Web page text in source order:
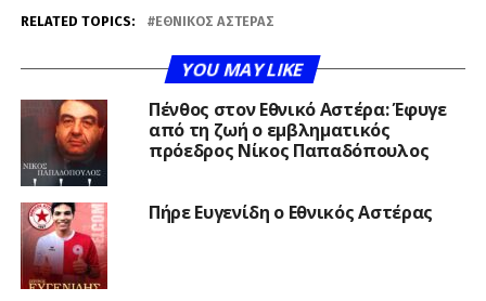
RELATED TOPICS: ΕΘΝΙΚΌΣ ΑΣΤΈΡΑΣ
YOU MAY LIKE
Πένθος στον Εθνικό Αστέρα: Έφυγε
από τη ζωή ο εμβληματικός
πρόεδρος Νίκος Παπαδόπουλος
Πήρε Ευγενίδη ο Εθνικός Αστέρας